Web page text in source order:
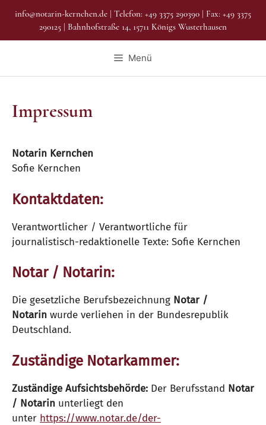
info@notarin-kernchen.de | Telefon: +49 3375 290390 | Fax: +49 3375
290125 | Bahnhofstraße 14, 15711 Königs Wusterhausen
Menü
Impressum
Notarin Kernchen
Sofie Kernchen
Kontaktdaten:
Verantwortlicher / Verantwortliche für
journalistisch-redaktionelle Texte: Sofie Kernchen
Notar / Notarin:
Die gesetzliche Berufsbezeichnung Notar /
Notarin wurde verliehen in der Bundesrepublik
Deutschland.
Zuständige Notarkammer:
Zuständige Aufsichtsbehörde: Der Berufsstand Notar
/ Notarin unterliegt den
unter https://www.notar.de/der-